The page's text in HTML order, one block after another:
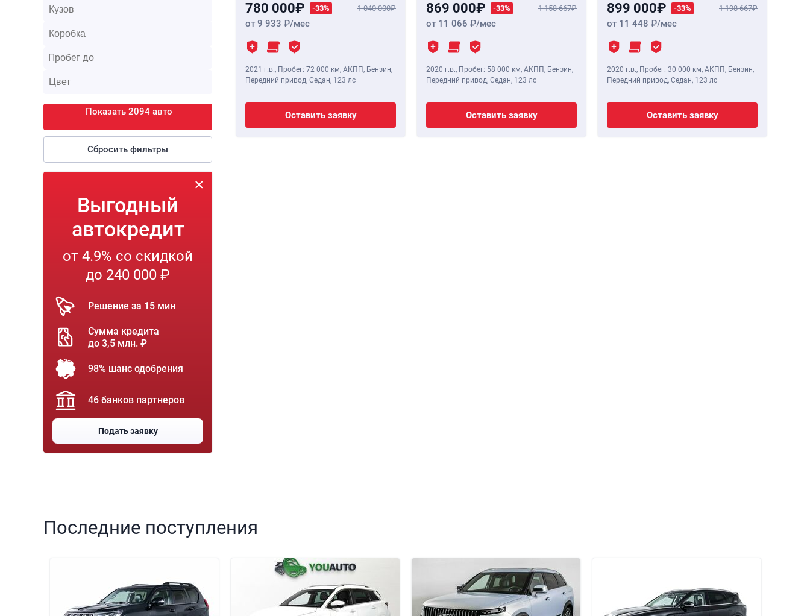
Показать 2094 авто
Сбросить фильтры
780 000 -33% 1 040 000
от 9 933 /мес
2021 г.в., Пробег: 72 000 км, АКПП, Бензин,
Передний привод, Седан, 123 лс
Оставить заявку
869 000 -33% 1 158 667
от 11 066 /мес
2020 г.в., Пробег: 58 000 км, АКПП, Бензин,
Передний привод, Седан, 123 лс
Оставить заявку
899 000 -33% 1 198 667
от 11 448 /мес
2020 г.в., Пробег: 30 000 км, АКПП, Бензин,
Передний привод, Седан, 123 лс
Оставить заявку
Выгодный
автокредит
от 4.9% со скидкой
до 240 000 ₽
Решение за 15 мин
Сумма кредита
до 3,5 млн. ₽
98% шанс одобрения
46 банков партнеров
Подать заявку
Последние поступления